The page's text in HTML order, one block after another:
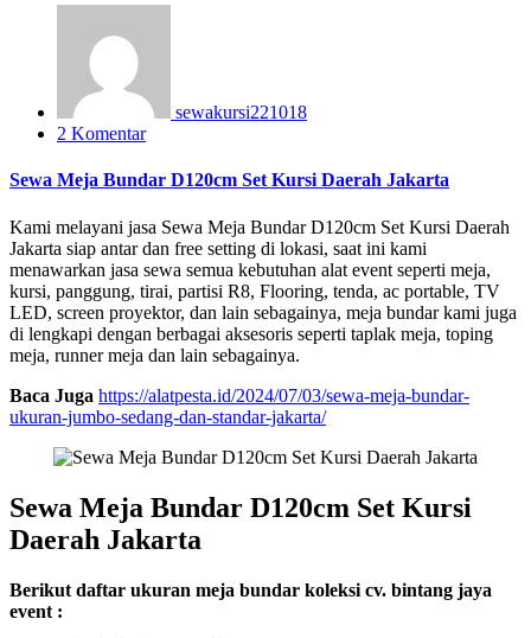
sewakursi221018
2 Komentar
Sewa Meja Bundar D120cm Set Kursi Daerah Jakarta
Kami melayani jasa Sewa Meja Bundar D120cm Set Kursi Daerah
Jakarta siap antar dan free setting di lokasi, saat ini kami
menawarkan jasa sewa semua kebutuhan alat event seperti meja,
kursi, panggung, tirai, partisi R8, Flooring, tenda, ac portable, TV
LED, screen proyektor, dan lain sebagainya, meja bundar kami juga
di lengkapi dengan berbagai aksesoris seperti taplak meja, toping
meja, runner meja dan lain sebagainya.
Baca Juga https://alatpesta.id/2024/07/03/sewa-meja-bundar-
ukuran-jumbo-sedang-dan-standar-jakarta/
Sewa Meja Bundar D120cm Set Kursi
Daerah Jakarta
Berikut daftar ukuran meja bundar koleksi cv. bintang jaya
event :